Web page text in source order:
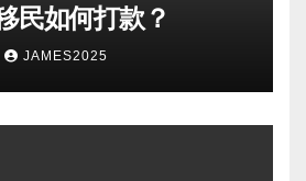
民如何打款？
JAMES2025